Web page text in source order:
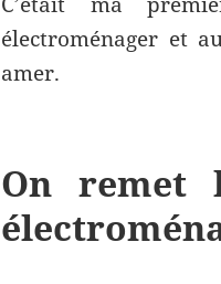
électroménager et
amer.
On remet